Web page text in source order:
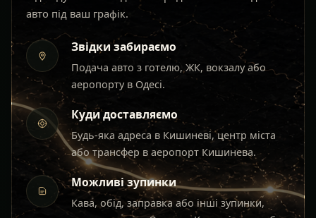
авто під ваш графік.
Звідки забираємо
Подача авто з готелю, ЖК, вокзалу або
аеропорту в Одесі.
Куди доставляємо
Будь-яка адреса в Кишиневі, центр міста
або трансфер в аеропорт Кишинева.
Можливі зупинки
Кава, обід, заправка або інші зупинки,